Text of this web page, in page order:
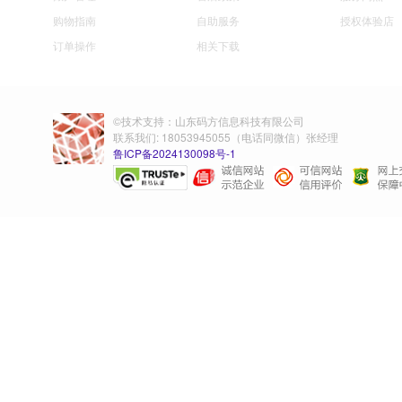
购物指南
订单操作
自助服务
相关下载
授权体验店
©技术支持：山东码方信息科技有限公司
联系我们: 18053945055（电话同微信）张经理
鲁ICP备2024130098号-1